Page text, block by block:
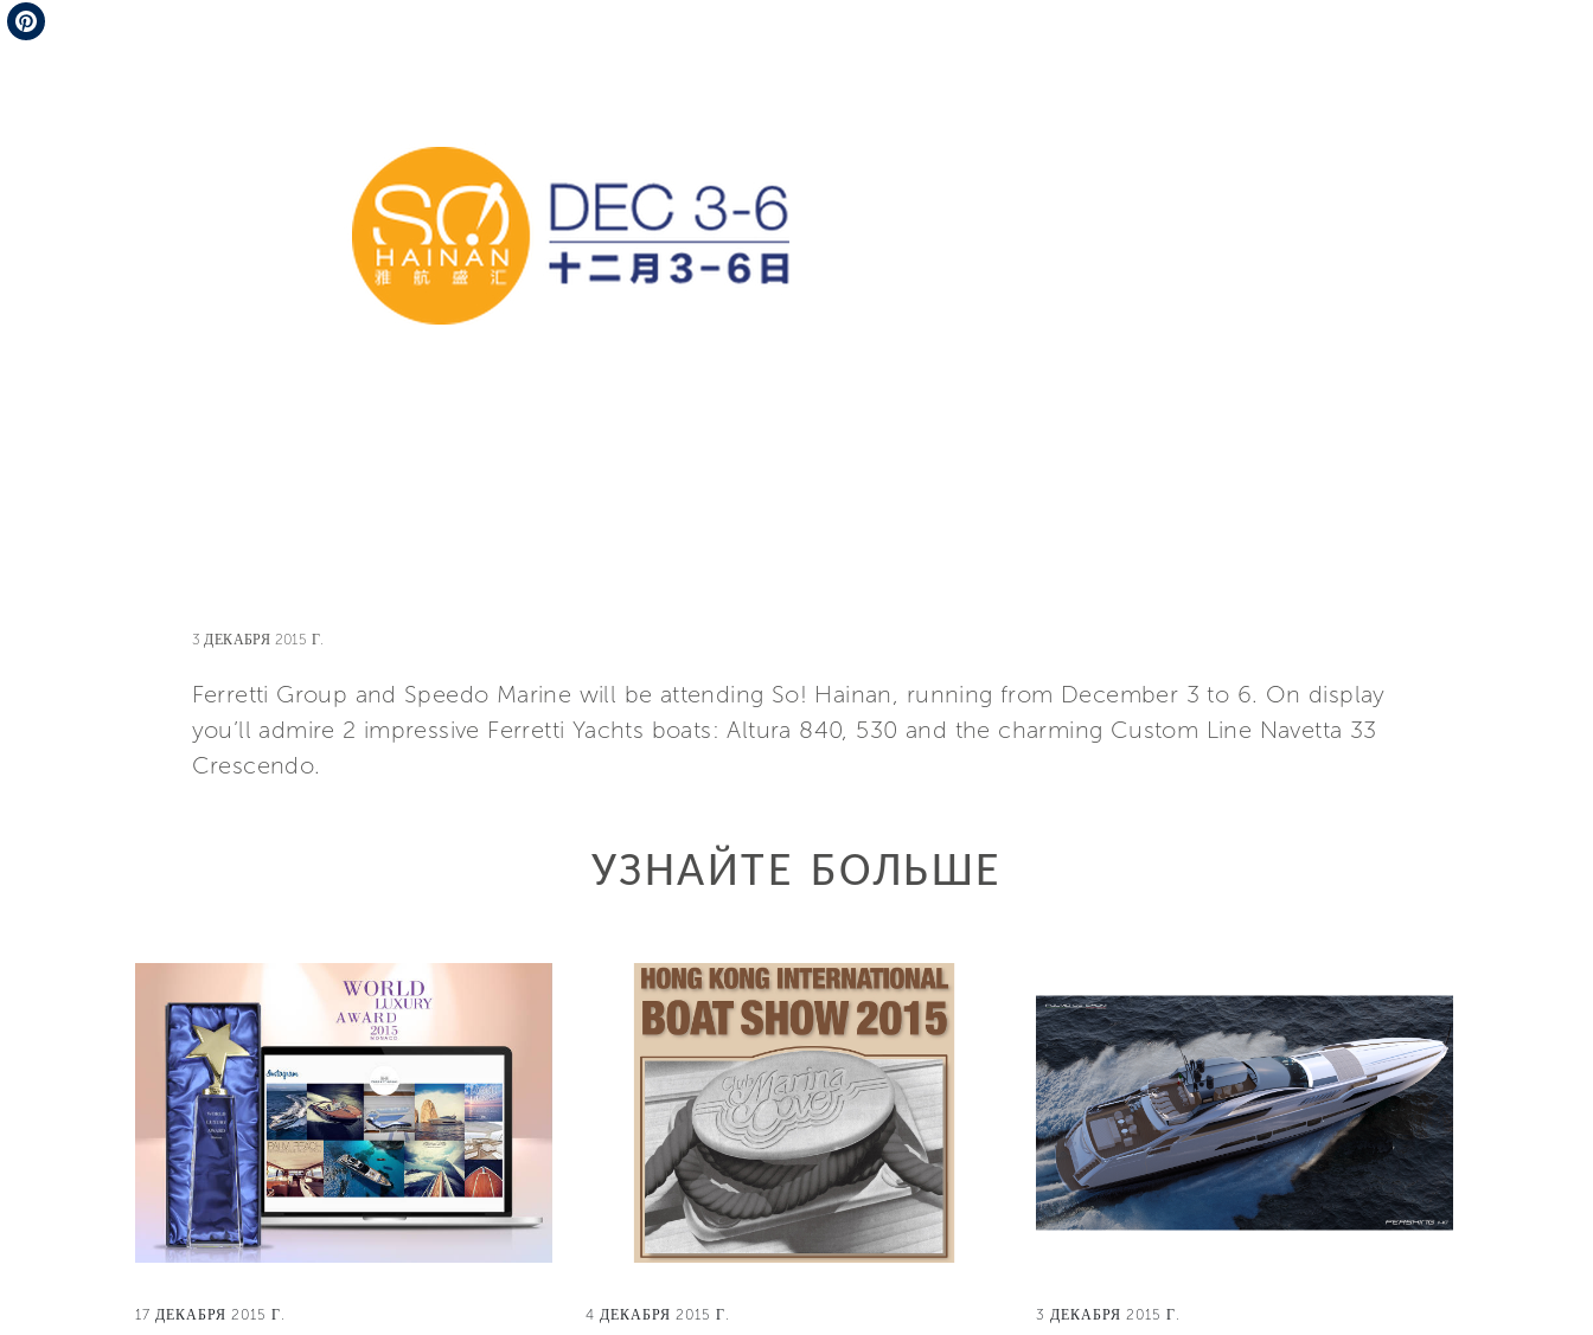
Telegram
3 ДЕКАБРЯ 2015 Г.
Ferretti Group and Speedo Marine will be attending So! Hainan, running from December 3 to 6. On display
you’ll admire 2 impressive Ferretti Yachts boats: Altura 840, 530 and the charming Custom Line Navetta 33
Crescendo.
УЗНАЙТЕ БОЛЬШЕ
17 ДЕКАБРЯ 2015 Г. 4 ДЕКАБРЯ 2015 Г. 3 ДЕКАБРЯ 2015 Г.